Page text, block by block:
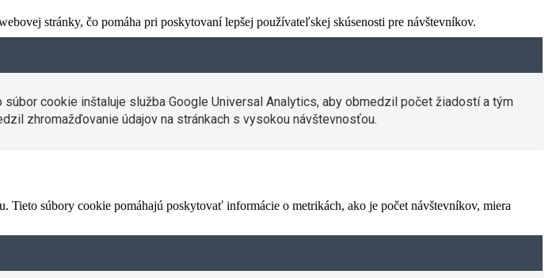
stránky, čo pomáha pri poskytovaní lepšej používateľskej skúsenosti pre návštevníkov.
súbor cookie inštaluje služba Google Universal Analytics, aby obmedzil počet žiadostí a tým
zhromažďovanie údajov na stránkach s vysokou návštevnosťou.
súbory cookie pomáhajú poskytovať informácie o metrikách, ako je počet návštevníkov, miera